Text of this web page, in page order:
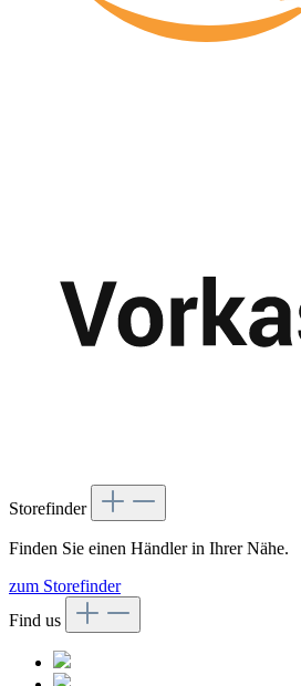
Storefinder
Finden Sie einen Händler in Ihrer Nähe.
zum Storefinder
Find us